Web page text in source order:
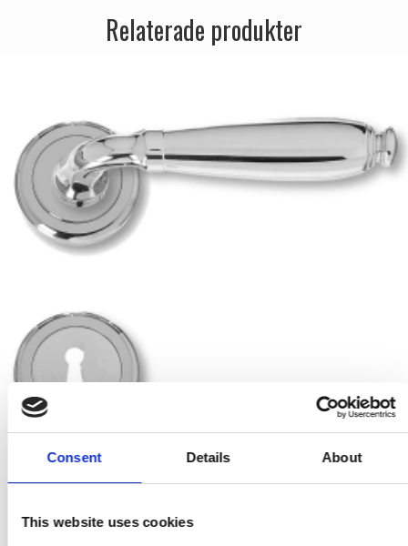
Consent Details About
This website uses cookies
Relaterade produkter
Dörrhandtag - Enrico Cassina - Polerad krom - Rose och